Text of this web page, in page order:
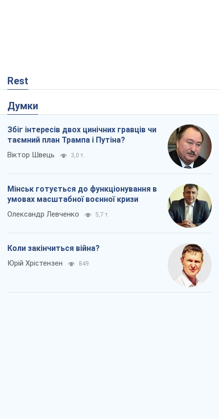
Rest
Думки
Збіг інтересів двох цинічних гравців чи
таємний план Трампа і Путіна?
Віктор Швець 3,0 т.
Мінськ готується до функціонування в
умовах масштабної воєнної кризи
Олександр Левченко 5,7 т.
Коли закінчиться війна?
Юрій Хрістензен 849